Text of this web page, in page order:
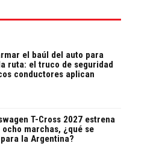
el baúl del auto para
ruta: el truco de seguridad
conductores aplican
T-Cross 2027 estrena
ocho marchas, ¿qué se
la Argentina?